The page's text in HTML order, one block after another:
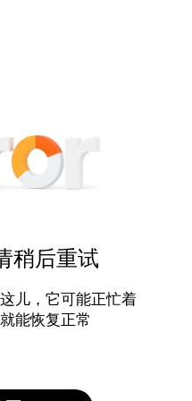
稍后重试
儿，它可能正忙着
能恢复正常